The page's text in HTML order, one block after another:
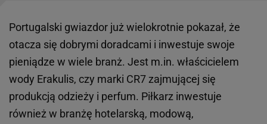
Portugalski gwiazdor już wielokrotnie pokazał, że
otacza się dobrymi doradcami i inwestuje swoje
pieniądze w wiele branż. Jest m.in. właścicielem
wody Erakulis, czy marki CR7 zajmującej się
produkcją odzieży i perfum. Piłkarz inwestuje
również w branżę hotelarską, modową,